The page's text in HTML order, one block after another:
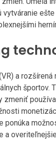
vytváranie
a rozšírená
športov.
zmeniť
ponúka
a